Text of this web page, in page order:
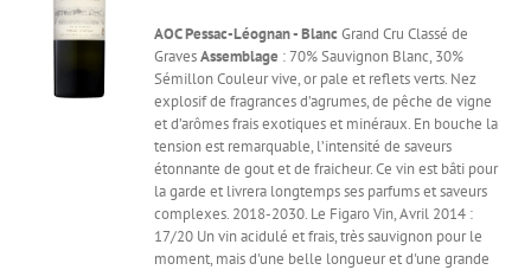
AOC Pessac-Léognan - Blanc Grand Cru Classé de
GravesAssemblage : 70% Sauvignon Blanc, 30%
Sémillon Couleur vive, or pale et reflets verts. Nez
explosif de fragrances d’agrumes, de pêche de vigne
et d’arômes frais exotiques et minéraux. En bouche la
tension est remarquable, l’intensité de saveurs
étonnante de gout et de fraicheur. Ce vin est bâti pour
la garde et livrera longtemps ses parfums et saveurs
complexes. 2018-2030. Le Figaro Vin, Avril 2014 :
17/20 Un vin acidulé et frais, très sauvignon pour le
moment, mais d'une belle longueur et d'une grande